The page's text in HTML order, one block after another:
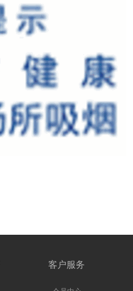
客户服务